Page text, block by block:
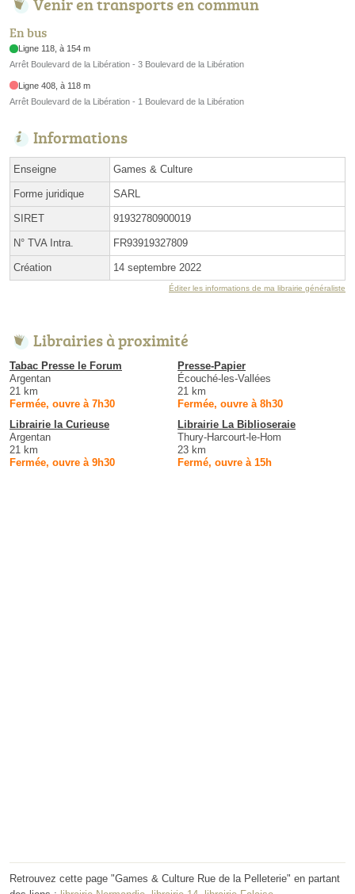
En bus
Ligne 118, à 154 m
Arrêt Boulevard de la Libération - 3 Boulevard de la Libération
Ligne 408, à 118 m
Arrêt Boulevard de la Libération - 1 Boulevard de la Libération
Informations
Enseigne Games & Culture
Forme juridique SARL
SIRET 91932780900019
N° TVA Intra. FR93919327809
Création 14 septembre 2022
Éditer les informations de ma librairie généraliste
Librairies à proximité
Tabac Presse le Forum
Argentan
21 km
Fermée, ouvre à 7h30
Presse-Papier
Écouché-les-Vallées
21 km
Fermée, ouvre à 8h30
Librairie la Curieuse
Argentan
21 km
Fermée, ouvre à 9h30
Librairie La Biblioseraie
Thury-Harcourt-le-Hom
23 km
Fermé, ouvre à 15h
Retrouvez cette page "Games & Culture Rue de la Pelleterie" en partant